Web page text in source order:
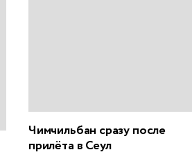
Чимчильбан сразу после
прилёта в Сеул